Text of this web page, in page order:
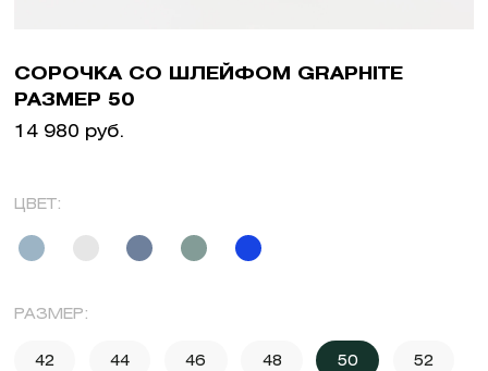
СОРОЧКА СО ШЛЕЙФОМ GRAPHITE
РАЗМЕР 50
14 980 руб.
ЦВЕТ:
РАЗМЕР:
42 44 46 48 50 52